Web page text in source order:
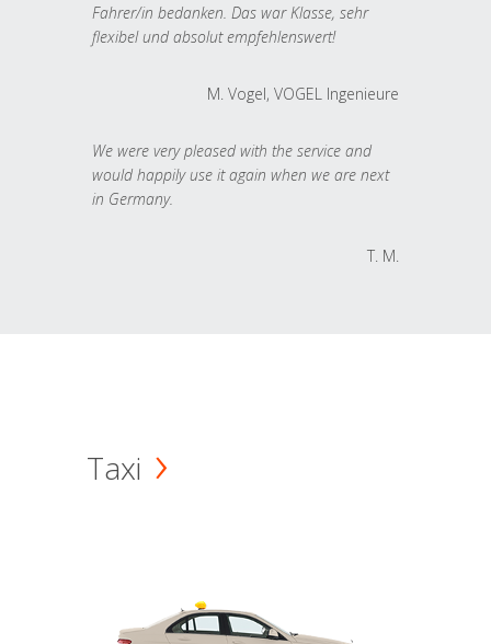
Fahrer/in bedanken. Das war Klasse, sehr
flexibel und absolut empfehlenswert!
M. Vogel, VOGEL Ingenieure
We were very pleased with the service and
would happily use it again when we are next
in Germany.
T. M.
Taxi